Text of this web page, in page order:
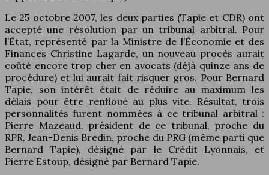
Le 25 octobre 2007, les deux parties (Tapie et CDR) ont
accepté une résolution par un tribunal arbitral. Pour
l’État, représenté par la Ministre de l’Économie et des
Finances Christine Lagarde, un nouveau procès aurait
coûté encore trop cher en avocats (déjà quinze ans de
procédure) et lui aurait fait risquer gros. Pour Bernard
Tapie, son intérêt était de réduire au maximum les
délais pour être renfloué au plus vite. Résultat, trois
personnalités furent nommées à ce tribunal arbitral :
Pierre Mazeaud, président de ce tribunal, proche du
RPR, Jean-Denis Bredin, proche du PRG (même parti que
Bernard Tapie), désigné par le Crédit Lyonnais, et
Pierre Estoup, désigné par Bernard Tapie.